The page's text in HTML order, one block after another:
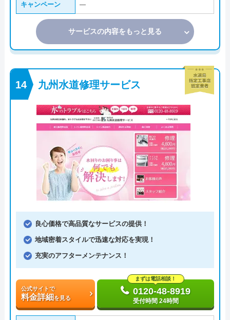
キャンペーン ―
サービスの内容をもっと見る
九州水道修理サービス
良心価格で高品質なサービスの提供！
地域密着スタイルで迅速な対応を実現！
充実のアフターメンテナンス！
公式サイトで
料金詳細を見る
まずは電話相談！
0120-48-8919
受付時間 24時間